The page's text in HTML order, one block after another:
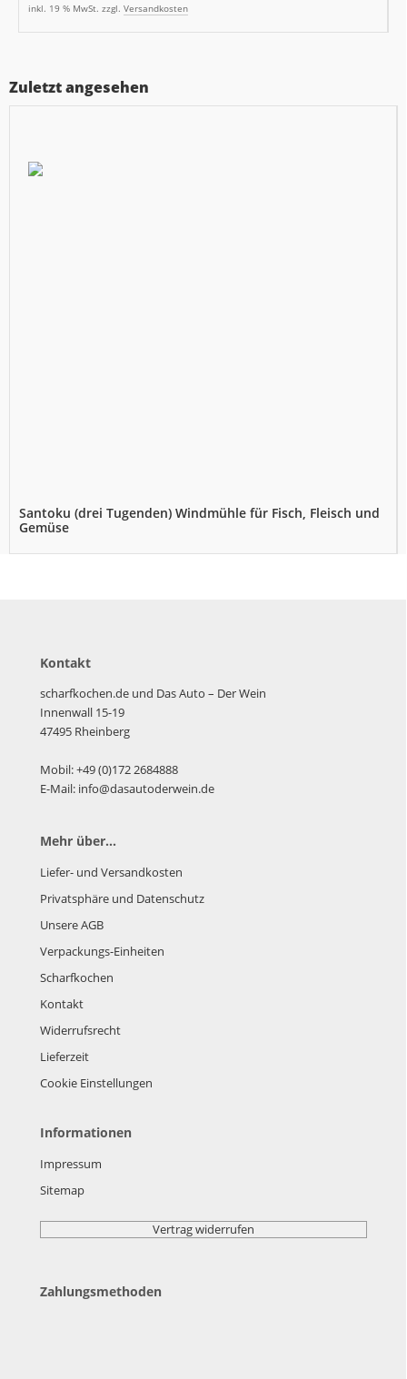
inkl. 19 % MwSt. zzgl. Versandkosten
Zuletzt angesehen
Santoku (drei Tugenden) Windmühle für Fisch, Fleisch und
Gemüse
Kontakt
scharfkochen.de und Das Auto – Der Wein
Innenwall 15-19
47495 Rheinberg
Mobil: +49 (0)172 2684888
E-Mail: info@dasautoderwein.de
Mehr über...
Liefer- und Versandkosten
Privatsphäre und Datenschutz
Unsere AGB
Verpackungs-Einheiten
Scharfkochen
Kontakt
Widerrufsrecht
Lieferzeit
Cookie Einstellungen
Informationen
Impressum
Sitemap
Vertrag widerrufen
Zahlungsmethoden